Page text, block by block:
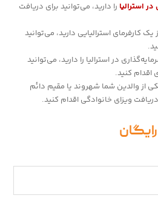
استرالیا را دارید، می‌توانید برای دریافت
کارفرمای استرالیایی دارید، می‌توانید
در استرالیا را دارید، می‌توانید
اقدام کنید.
از والدین شما شهروند یا مقیم دائم
ویزای خانوادگی اقدام کنید.